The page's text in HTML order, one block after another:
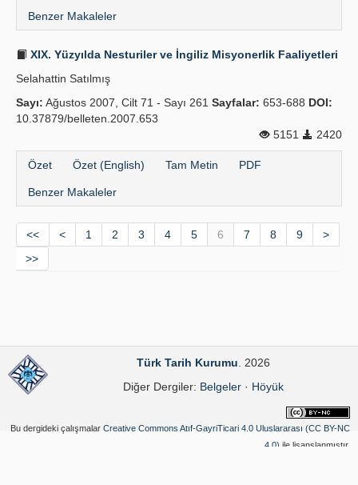
Benzer Makaleler
XIX. Yüzyılda Nesturiler ve İngiliz Misyonerlik Faaliyetleri
Selahattin Satılmış
Sayı: Ağustos 2007, Cilt 71 - Sayı 261 Sayfalar: 653-688 DOI:
10.37879/belleten.2007.653
5151
2420
Özet Özet (English) Tam Metin PDF
Benzer Makaleler
<< < 1 2 3 4 5 6 7 8 9
>
>>
Türk Tarih Kurumu . 2026
Diğer Dergiler: Belgeler· Höyük
Bu dergideki çalışmalar Creative Commons Atıf-GayriTicari 4.0 Uluslararası (CC BY-NC
4.0) ile lisanslanmıştır.